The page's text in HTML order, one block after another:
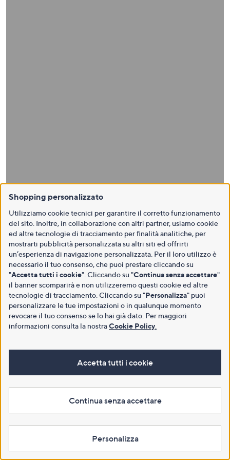
Shopping personalizzato
Utilizziamo cookie tecnici per garantire il corretto funzionamento
del sito. Inoltre, in collaborazione con altri partner, usiamo cookie
ed altre tecnologie di tracciamento per finalità analitiche, per
mostrarti pubblicità personalizzata su altri siti ed offrirti
un’esperienza di navigazione personalizzata. Per il loro utilizzo è
necessario il tuo consenso, che puoi prestare cliccando su
"Accetta tutti i cookie". Cliccando su "Continua senza accettare"
il banner scomparirà e non utilizzeremo questi cookie ed altre
tecnologie di tracciamento. Cliccando su "Personalizza" puoi
personalizzare le tue impostazioni o in qualunque momento
revocare il tuo consenso se lo hai già dato. Per maggiori
informazioni consulta la nostraCookie Policy
Accetta tutti i cookie
Continua senza accettare
Personalizza